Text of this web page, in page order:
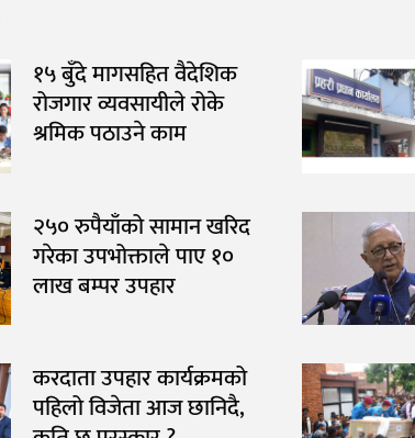
१५ बुँदे मागसहित वैदेशिक
रोजगार व्यवसायीले रोके
श्रमिक पठाउने काम
२५० रुपैयाँको सामान खरिद
गरेका उपभोक्ताले पाए १०
लाख बम्पर उपहार
करदाता उपहार कार्यक्रमको
पहिलो विजेता आज छानिदै,